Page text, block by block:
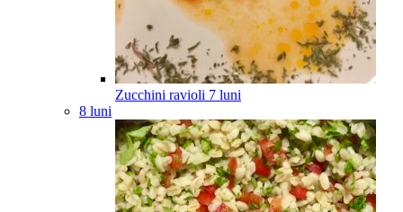
Zucchini ravioli 7 luni
8 luni